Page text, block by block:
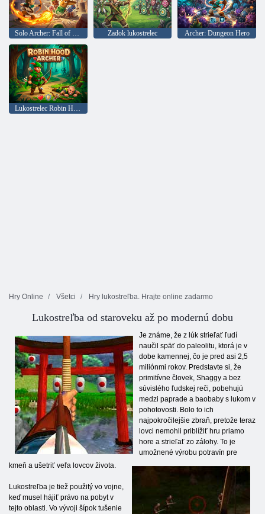
Solo Archer: Fall of Monsters Zadok lukostrelec Archer: Dungeon Hero
Lukostrelec Robin Hood
Hry Online Všetci Hry lukostreľba. Hrajte online zadarmo
Lukostreľba od staroveku až po modernú dobu
Je známe, že z lúk strieľať ľudí
naučil späť do paleolitu, ktorá je v
dobe kamennej, čo je pred asi 2,5
miliónmi rokov. Predstavte si, že
primitívne človek, Shaggy a bez
súvislého ľudskej reči, pobehujú
medzi paprade a baobaby s lukom v
pohotovosti. Bolo to ich
najpokročilejšie zbraň, pretože teraz
lovci nemohli priblížiť hru priamo
hore a strieľať zo zálohy. To je
umožnené výrobu potravín pre
kmeň a ušetriť veľa lovcov života.
Lukostreľba je tiež použitý vo vojne,
keď musel hájiť právo na pobyt v
tejto oblasti. Vo vývoji šípok tušenie